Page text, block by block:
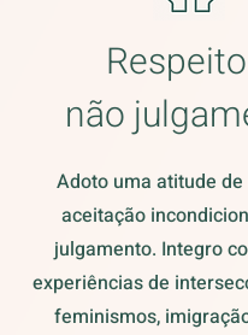
não
Adoto uma atitude
aceitação
julgamento. Integro
experiências de
feminismos,